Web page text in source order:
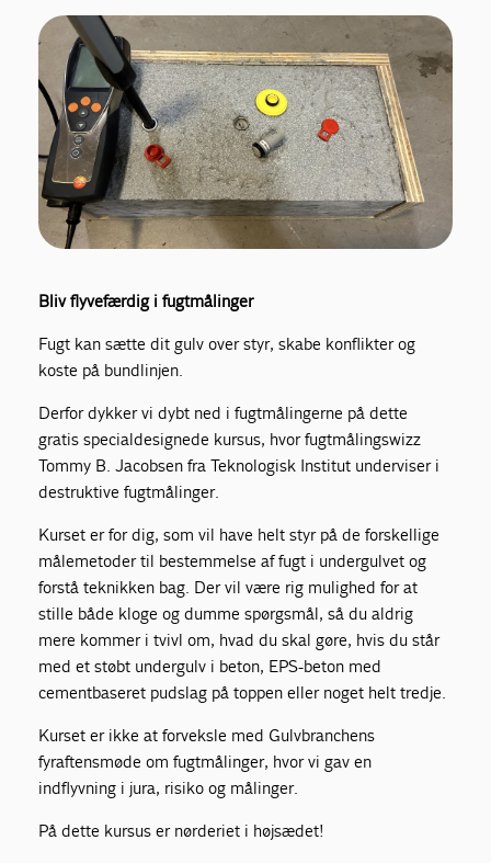
Bliv flyvefærdig i fugtmålinger
Fugt kan sætte dit gulv over styr, skabe konflikter og
koste på bundlinjen.
Derfor dykker vi dybt ned i fugtmålingerne på dette
gratis specialdesignede kursus, hvor fugtmålingswizz
Tommy B. Jacobsen fra Teknologisk Institut underviser i
destruktive fugtmålinger.
Kurset er for dig, som vil have helt styr på de forskellige
målemetoder til bestemmelse af fugt i undergulvet og
forstå teknikken bag. Der vil være rig mulighed for at
stille både kloge og dumme spørgsmål, så du aldrig
mere kommer i tvivl om, hvad du skal gøre, hvis du står
med et støbt undergulv i beton, EPS-beton med
cementbaseret pudslag på toppen eller noget helt tredje.
Kurset er ikke at forveksle med Gulvbranchens
fyraftensmøde om fugtmålinger, hvor vi gav en
indflyvning i jura, risiko og målinger.
På dette kursus er nørderiet i højsædet!